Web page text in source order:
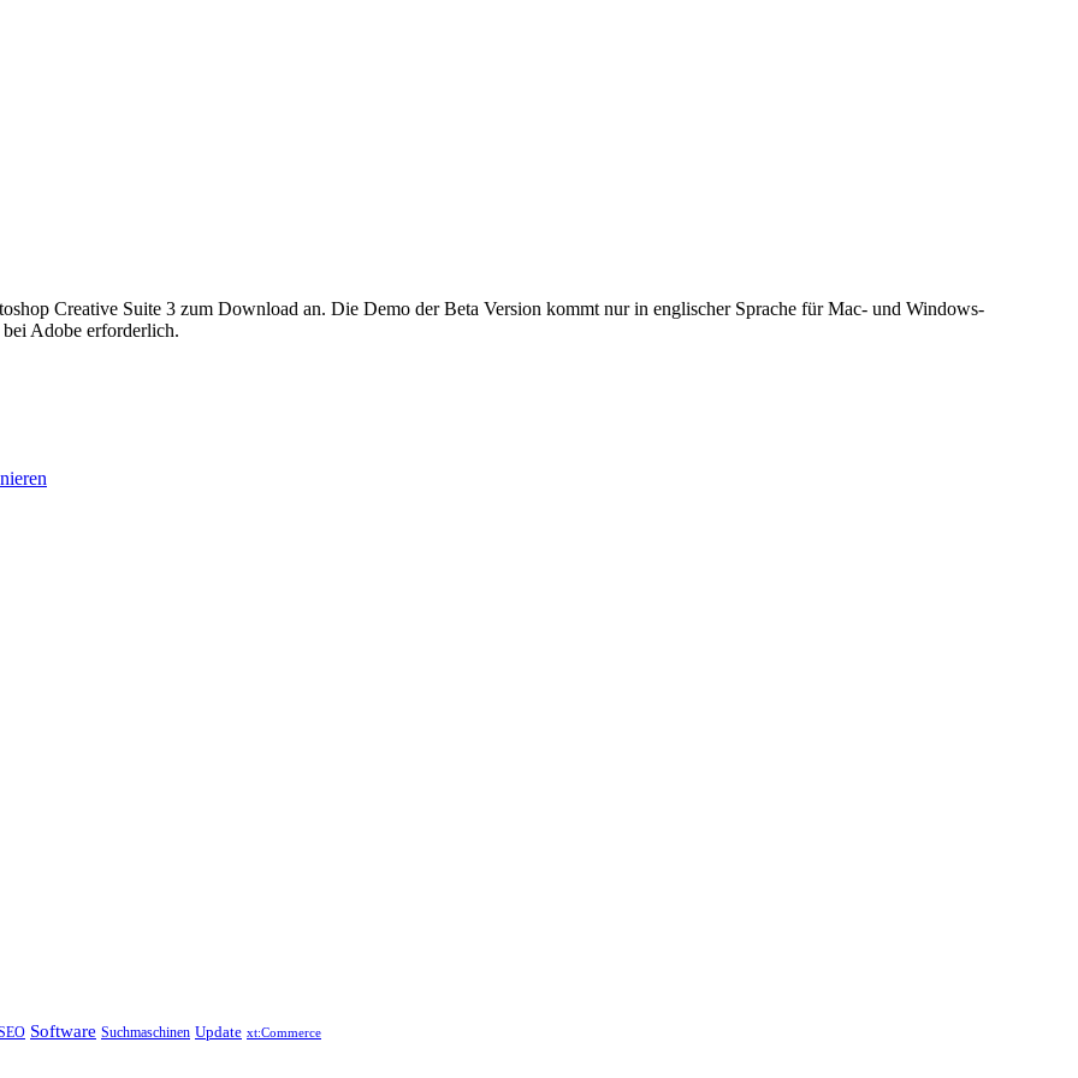
Creative Suite 3 zum Download an. Die Demo der Beta Version kommt nur in englischer Sprache für Mac- und Windows-
Adobe erforderlich.
Software Suchmaschinen Update xt:Commerce